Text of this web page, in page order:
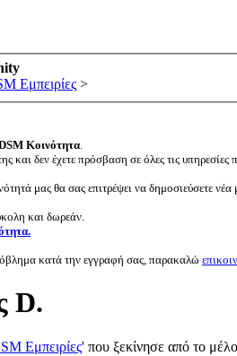
Εμπειρίες >
Κοινότητα.
και δεν έχετε πρόσβαση σε όλες τις υπηρεσίες
μας θα σας επιτρέψει να δημοσιεύσετε
και δωρεάν.
κατά την εγγραφή σας, παρακαλώ
D.
Εμπειρίες' που ξεκίνησε από το